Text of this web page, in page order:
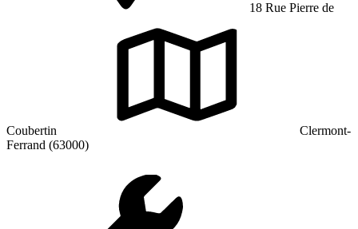
18 Rue Pierre de
Coubertin
Clermont-
Ferrand (63000)